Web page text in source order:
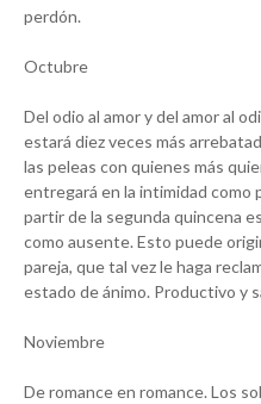
perdón.
Octubre
Del odio al amor y del amor al
estará diez veces más
las peleas con quienes más
entregará en la intimidad como
partir de la segunda quincena
como ausente. Esto puede
pareja, que tal vez le haga
estado de ánimo. Productivo y
Noviembre
De romance en romance. Los